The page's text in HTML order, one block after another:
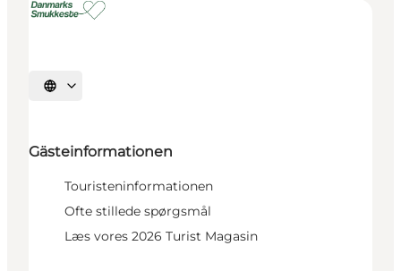
Sprache auswählen
Gästeinformationen
Touristeninformationen
Ofte stillede spørgsmål
Læs vores 2026 Turist Magasin